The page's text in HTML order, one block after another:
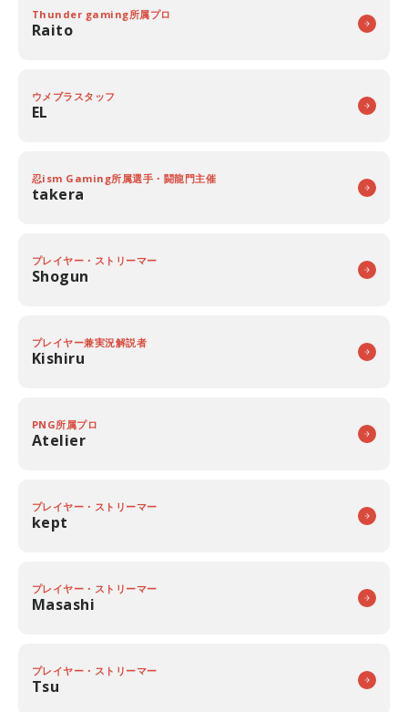
Thunder gaming所属プロ
Raito
ウメブラスタッフ
EL
忍ism Gaming所属選手・闘龍門主催
takera
プレイヤー・ストリーマー
Shogun
プレイヤー兼実況解説者
Kishiru
PNG所属プロ
Atelier
プレイヤー・ストリーマー
kept
プレイヤー・ストリーマー
Masashi
プレイヤー・ストリーマー
Tsu